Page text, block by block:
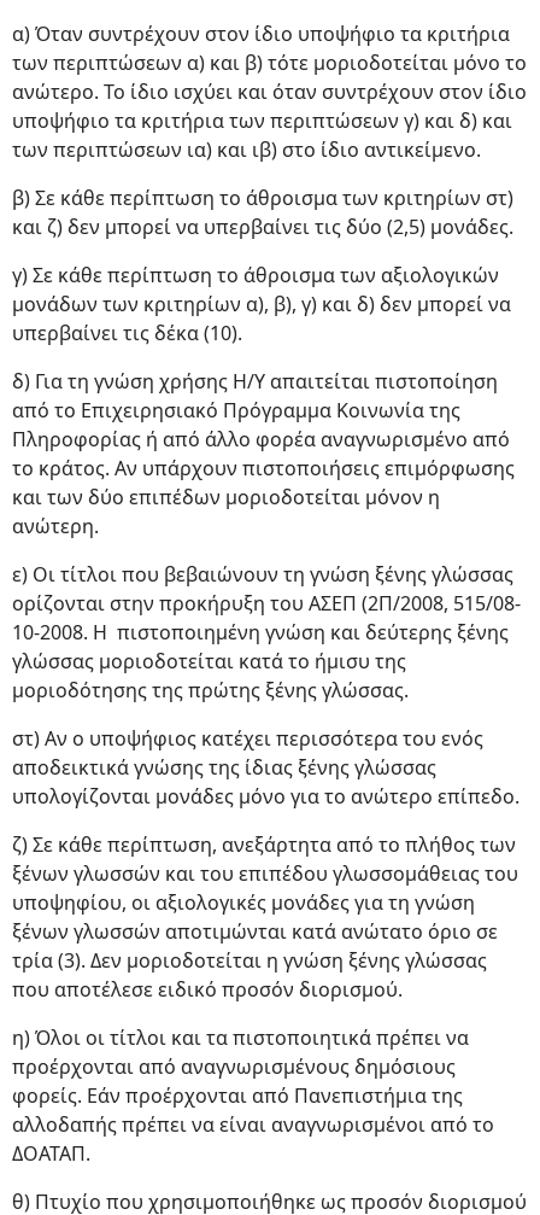
α) Όταν συντρέχουν στον ίδιο υποψήφιο τα κριτήρια
των περιπτώσεων α) και β) τότε μοριοδοτείται μόνο το
ανώτερο. Το ίδιο ισχύει και όταν συντρέχουν στον ίδιο
υποψήφιο τα κριτήρια των περιπτώσεων γ) και δ) και
των περιπτώσεων ια) και ιβ) στο ίδιο αντικείμενο.
β) Σε κάθε περίπτωση το άθροισμα των κριτηρίων στ)
και ζ) δεν μπορεί να υπερβαίνει τις δύο (2,5) μονάδες.
γ) Σε κάθε περίπτωση το άθροισμα των αξιολογικών
μονάδων των κριτηρίων α), β), γ) και δ) δεν μπορεί να
υπερβαίνει τις δέκα (10).
δ) Για τη γνώση χρήσης Η/Υ απαιτείται πιστοποίηση
από το Επιχειρησιακό Πρόγραμμα Κοινωνία της
Πληροφορίας ή από άλλο φορέα αναγνωρισμένο από
το κράτος. Αν υπάρχουν πιστοποιήσεις επιμόρφωσης
και των δύο επιπέδων μοριοδοτείται μόνον η
ανώτερη.
ε) Οι τίτλοι που βεβαιώνουν τη γνώση ξένης γλώσσας
ορίζονται στην προκήρυξη του ΑΣΕΠ (2Π/2008, 515/08-
10-2008. Η πιστοποιημένη γνώση και δεύτερης ξένης
γλώσσας μοριοδοτείται κατά το ήμισυ της
μοριοδότησης της πρώτης ξένης γλώσσας.
στ) Αν ο υποψήφιος κατέχει περισσότερα του ενός
αποδεικτικά γνώσης της ίδιας ξένης γλώσσας
υπολογίζονται μονάδες μόνο για το ανώτερο επίπεδο.
ζ) Σε κάθε περίπτωση, ανεξάρτητα από το πλήθος των
ξένων γλωσσών και του επιπέδου γλωσσομάθειας του
υποψηφίου, οι αξιολογικές μονάδες για τη γνώση
ξένων γλωσσών αποτιμώνται κατά ανώτατο όριο σε
τρία (3). Δεν μοριοδοτείται η γνώση ξένης γλώσσας
που αποτέλεσε ειδικό προσόν διορισμού.
η) Όλοι οι τίτλοι και τα πιστοποιητικά πρέπει να
προέρχονται από αναγνωρισμένους δημόσιους
φορείς. Εάν προέρχονται από Πανεπιστήμια της
αλλοδαπής πρέπει να είναι αναγνωρισμένοι από το
ΔΟΑΤΑΠ.
θ) Πτυχίο που χρησιμοποιήθηκε ως προσόν διορισμού